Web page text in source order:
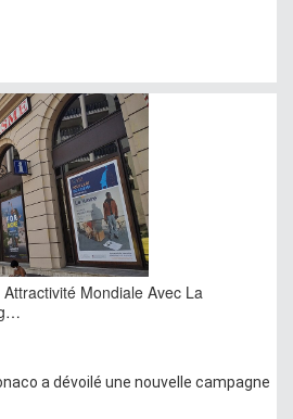
Mondiale Avec La
a dévoilé une nouvelle campagne